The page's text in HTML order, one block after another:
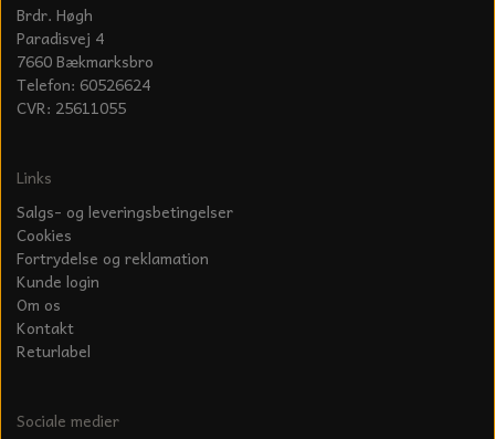
Brdr. Høgh
Paradisvej 4
7660 Bækmarksbro
Telefon: 60526624
CVR: 25611055
Links
Salgs- og leveringsbetingelser
Cookies
Fortrydelse og reklamation
Kunde login
Om os
Kontakt
Returlabel
Sociale medier